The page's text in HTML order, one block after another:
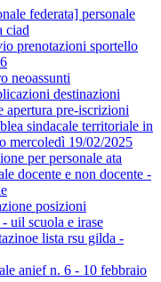
federata] personale
ciad
prenotazioni sportello
neoassunti
destinazioni
apertura pre-iscrizioni
sindacale territoriale in
mercoledì 19/02/2025
per personale ata
docente e non docente -
posizioni
uil scuola e irase
lista rsu gilda -
anief n. 6 - 10 febbraio